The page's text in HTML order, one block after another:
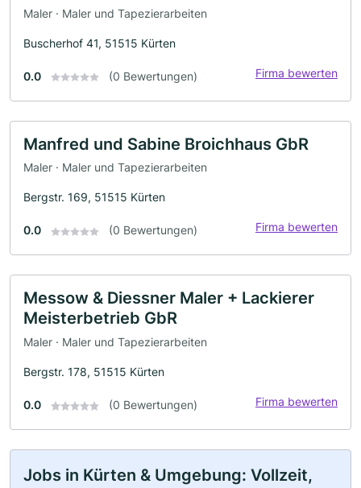
Maler · Maler und Tapezierarbeiten
Buscherhof 41, 51515 Kürten
0.0 (0 Bewertungen) Firma bewerten
Manfred und Sabine Broichhaus GbR
Maler · Maler und Tapezierarbeiten
Bergstr. 169, 51515 Kürten
0.0 (0 Bewertungen) Firma bewerten
Messow & Diessner Maler + Lackierer
Meisterbetrieb GbR
Maler · Maler und Tapezierarbeiten
Bergstr. 178, 51515 Kürten
0.0 (0 Bewertungen) Firma bewerten
Jobs in Kürten & Umgebung: Vollzeit,